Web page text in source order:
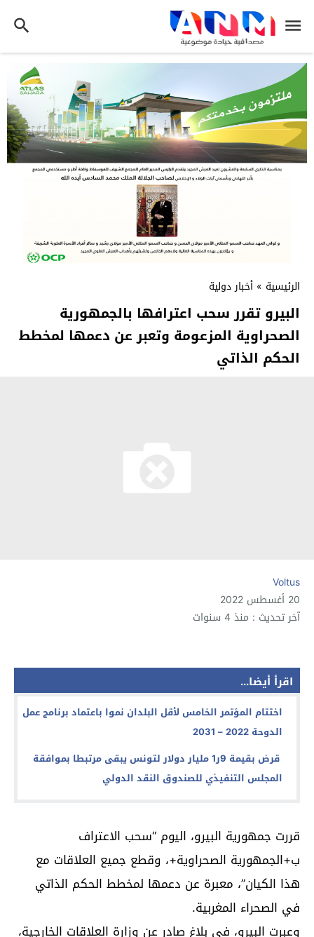
الرئيسية » أخبار دولية
البيرو تقرر سحب اعترافها بالجمهورية
الصحراوية المزعومة وتعبر عن دعمها لمخطط
الحكم الذاتي
Voltus
20 أغسطس 2022
آخر تحديث : منذ 4 سنوات
اقرأ أيضا...
اختتام المؤتمر الخامس لأقل البلدان نموا باعتماد برنامج عمل
الدوحة 2022 – 2031
قرض بقيمة 9ر1 مليار دولار لتونس يبقى مرتبطا بموافقة
المجلس التنفيذي للصندوق النقد الدولي
قررت جمهورية البيرو، اليوم “سحب الاعتراف
ب+الجمهورية الصحراوية+، وقطع جميع العلاقات مع
هذا الكيان”، معبرة عن دعمها لمخطط الحكم الذاتي
في الصحراء المغربية.
وعبرت البيرو، في بلاغ صادر عن وزارة العلاقات الخارجية،